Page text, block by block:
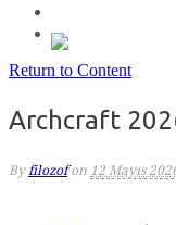
Return to Content
Archcraft
By filozof on 12 Mayıs